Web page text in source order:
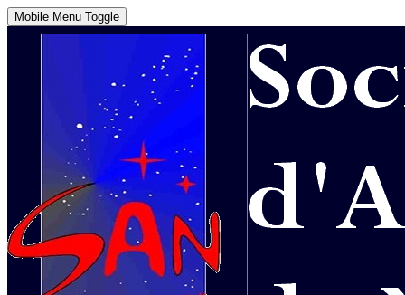
Mobile Menu Toggle